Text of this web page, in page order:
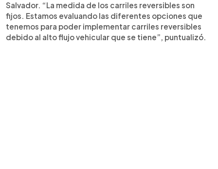
Salvador. “La medida de los carriles reversibles son
fijos. Estamos evaluando las diferentes opciones que
tenemos para poder implementar carriles reversibles
debido al alto flujo vehicular que se tiene”, puntualizó.